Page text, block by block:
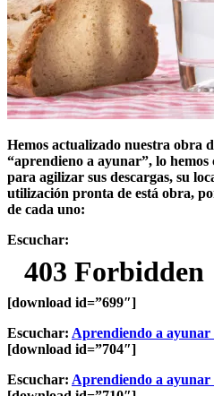
Hemos actualizado nuestra obra
“aprendieno a ayunar”, lo hemos
para agilizar sus descargas, su
utilización pronta de está obra,
de cada uno:
Escuchar:
[download id=”699″]
Escuchar: Aprendiendo a ayunar
[download id=”704″]
Escuchar: Aprendiendo a ayunar